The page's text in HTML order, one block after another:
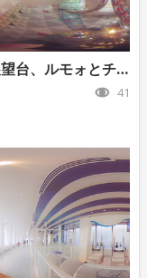
【360度静止画】池袋サンシャイン展望台、ルモォとチャコ4
41